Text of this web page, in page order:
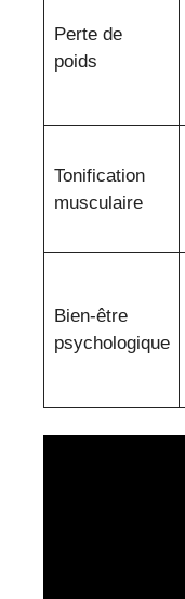
Perte de
poids
Tonification
musculaire
Bien-être
psychologique